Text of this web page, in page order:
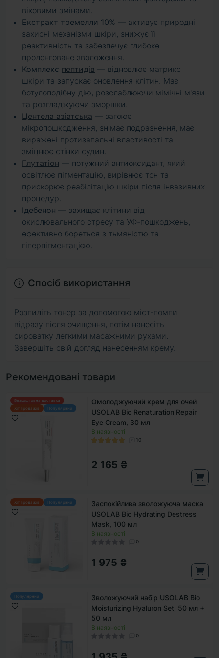
віковими змінами.
Екстракт тремелли 10% — активує природні
захисні механізми шкіри, знижує її
реактивність та забезпечує глибоке
пролонговане зволоження.
Комплекс пептидів — відновлює матрикс
шкіри та запускає оновлення клітин. Має
ботулоподібну дію, розслаблюючи мімічні м'язи
та розгладжуючи зморшки.
Центела азіатська — загоює
мікропошкодження, знімає подразнення, має
виражені протизапальні властивості та
зміцнює стінки судин.
Глутатіон — потужний антиоксидант, який
освітлює пігментацію, вирівнює тон та
прискорює реабілітацію шкіри після інвазивних
процедур.
Ідебенон — захищає клітини від
окислювального стресу та УФ-пошкоджень,
ефективно бореться з тьмяністю та
гіперпігментацією.
Спосіб використання
Розпиліть тонер за допомогою міст-помпи
відразу після очищення, потім нанесіть
сироватку легкими масажними рухами.
Завершіть свій догляд нанесенням крему.
Рекомендовані товари
Безкоштовна доставка
Хіт продажів
Популярний
Омолоджуючий крем для очей
USOLAB Bio Renaturation Repair
Eye Cream, 30 мл
В наявності
10
2 165 ₴
Хіт продажів Популярний
Заспокійлива зволожуюча маска
USOLAB Bio Hydrating Destress
Mask, 100 мл
В наявності
0
1 975 ₴
Популярний
Зволожуючий набір USOLAB Bio
Moisturizing Hyaluron Set, 50 мл +
50 мл
В наявності
0